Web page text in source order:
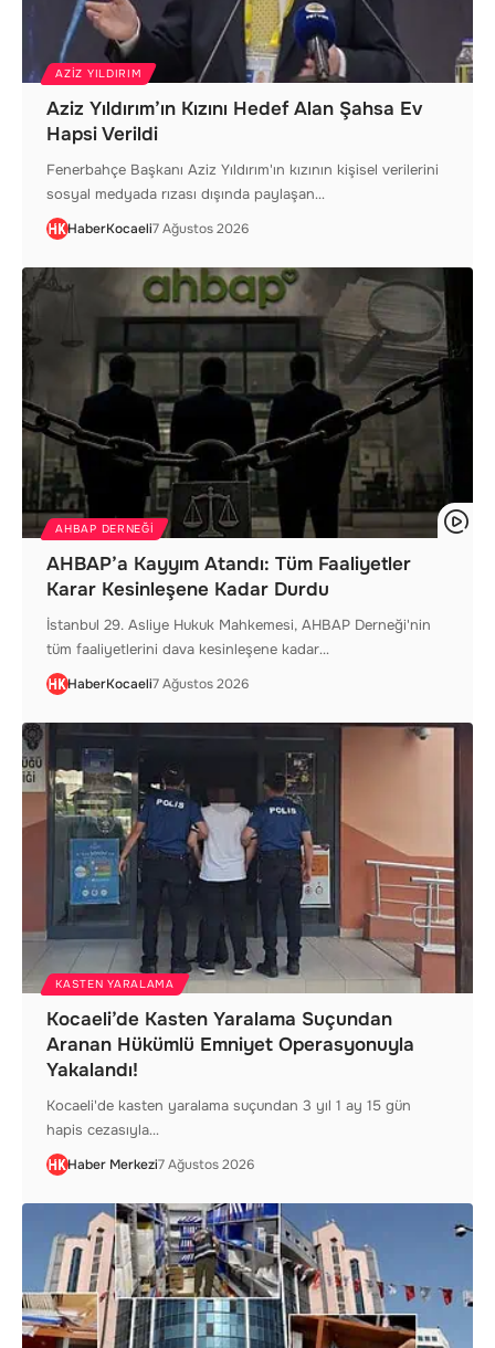
AZIZ YILDIRIM
Aziz Yıldırım’ın Kızını Hedef Alan Şahsa Ev
Hapsi Verildi
Fenerbahçe Başkanı Aziz Yıldırım'ın kızının kişisel verilerini
sosyal medyada rızası dışında paylaşan…
HaberKocaeli7 Ağustos 2026
AHBAP DERNEĞI
AHBAP’a Kayyım Atandı: Tüm Faaliyetler
Karar Kesinleşene Kadar Durdu
İstanbul 29. Asliye Hukuk Mahkemesi, AHBAP Derneği'nin
tüm faaliyetlerini dava kesinleşene kadar…
HaberKocaeli7 Ağustos 2026
KASTEN YARALAMA
Kocaeli’de Kasten Yaralama Suçundan
Aranan Hükümlü Emniyet Operasyonuyla
Yakalandı!
Kocaeli'de kasten yaralama suçundan 3 yıl 1 ay 15 gün
hapis cezasıyla…
Haber Merkezi7 Ağustos 2026